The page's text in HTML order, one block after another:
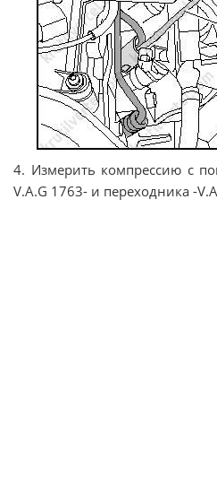
4. Измерить компрессию с
V.A.G 1763- и переходника -